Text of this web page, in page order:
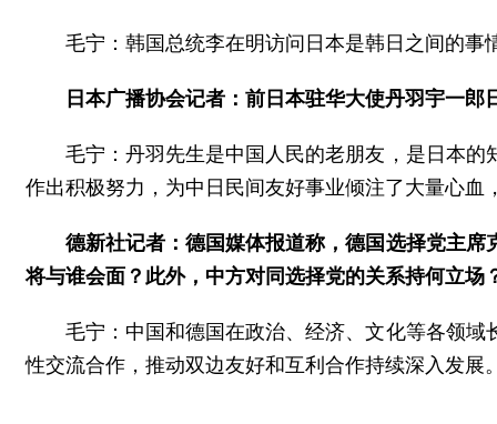
毛宁：韩国总统李在明访问日本是韩日之间的
日本广播协会记者：前日本驻华大使丹羽宇一
毛宁：丹羽先生是中国人民的老朋友，是日本
作出积极努力，为中日民间友好事业倾注了大量心
德新社记者：德国媒体报道称，德国选择党主
将与谁会面？此外，中方对同选择党的关系持何立场
毛宁：中国和德国在政治、经济、文化等各领
性交流合作，推动双边友好和互利合作持续深入发展